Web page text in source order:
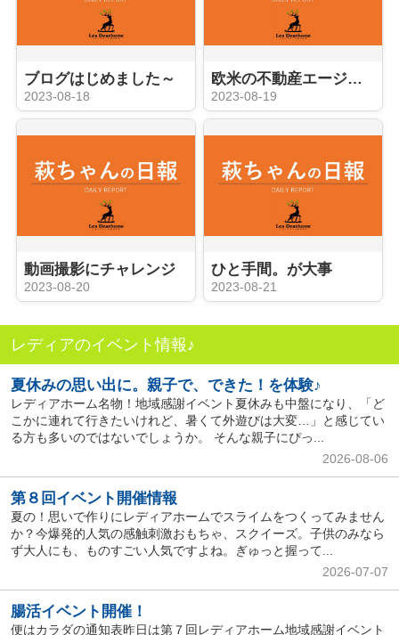
ブログはじめました～
2023-08-18
欧米の不動産エージェントのように
2023-08-19
動画撮影にチャレンジ
2023-08-20
ひと手間。が大事
2023-08-21
レディアのイベント情報♪
夏休みの思い出に。親子で、できた！を体験♪
レディアホーム名物！地域感謝イベント夏休みも中盤になり、「ど
こかに連れて行きたいけれど、暑くて外遊びは大変…」と感じてい
る方も多いのではないでしょうか。 そんな親子にぴっ...
2026-08-06
第８回イベント開催情報
夏の！思いで作りにレディアホームでスライムをつくってみません
か？今爆発的人気の感触刺激おもちゃ、スクイーズ。子供のみなら
ず大人にも、ものすごい人気ですよね。ぎゅっと握って...
2026-07-07
腸活イベント開催！
便はカラダの通知表昨日は第７回レディアホーム地域感謝イベント